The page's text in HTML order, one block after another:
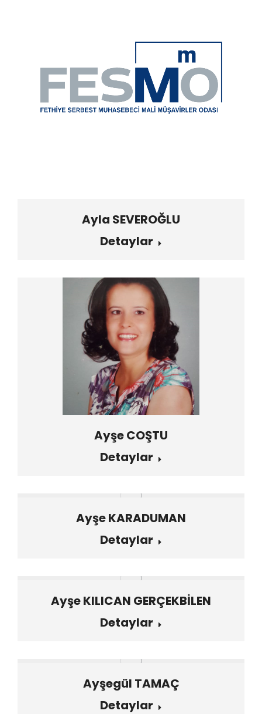
Ayla SEVEROĞLU
Detaylar
Ayşe COŞTU
Detaylar
Ayşe KARADUMAN
Detaylar
Ayşe KILICAN GERÇEKBİLEN
Detaylar
Ayşegül TAMAÇ
Detaylar